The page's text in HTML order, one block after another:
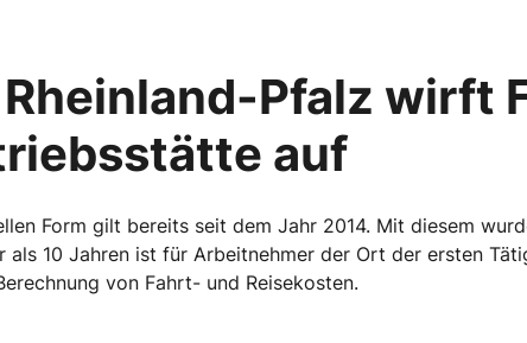
Pfalz wirft
auf
Form gilt bereits seit dem Jahr 2014. Mit diesem
10 Jahren ist für Arbeitnehmer der Ort der ersten
von Fahrt- und Reisekosten.